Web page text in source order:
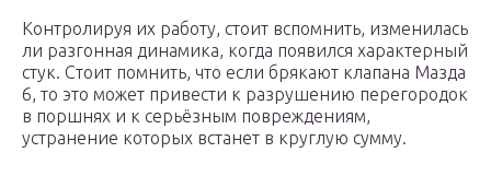
Контролируя их работу, стоит вспомнить, изменилась
ли разгонная динамика, когда появился характерный
стук. Стоит помнить, что если брякают клапана Мазда
6, то это может привести к разрушению перегородок
в поршнях и к серьёзным повреждениям,
устранение которых встанет в круглую сумму.